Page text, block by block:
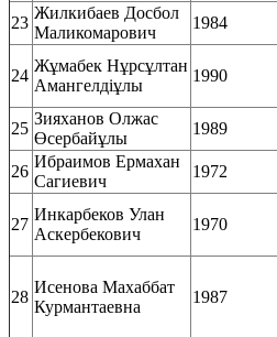
23
Жилкибаев Досбол
Маликомарович
1984
24
Жұмабек Нұрсұлтан
Амангелдіұлы
1990
25
Зияханов Олжас
Өсербайұлы
1989
26
Ибраимов Ермахан
Сагиевич
1972
27
Инкарбеков Улан
Аскербекович
1970
28
Исенова Махаббат
Курмантаевна
1987